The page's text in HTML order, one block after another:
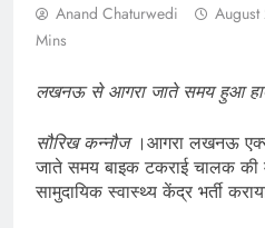
Anand Chaturwedi
Mins
लखनऊ से आगरा जाते समय हुआ
सौरिख कन्नौज।आगरा लखनऊ
जाते समय बाइक टकराई चालक की
सामुदायिक स्वास्थ्य केंद्र भर्ती